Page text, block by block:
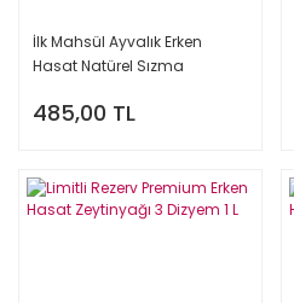
İlk Mahsül Ayvalık Erken
Hasat Natürel Sızma
485,00 TL